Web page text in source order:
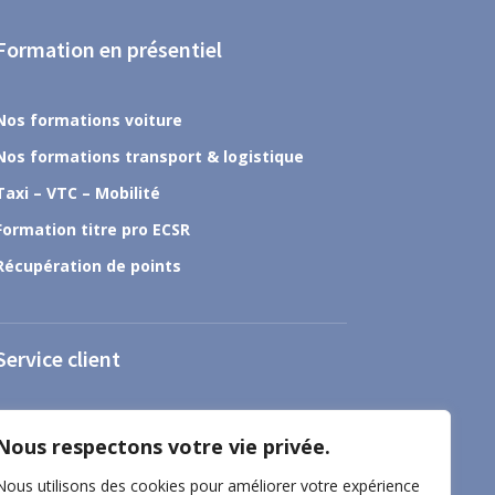
respectons votre vie privée.
utilisons des cookies pour améliorer votre expérience
en présentiel
formations voiture
formations transport & logistique
– VTC – Mobilité
titre pro ECSR
de points
client
contacter